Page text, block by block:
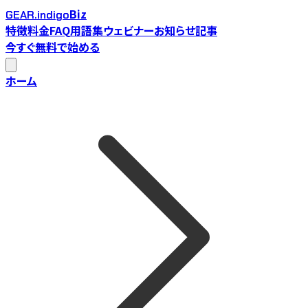
GEAR.indigoBiz
特徴料金FAQ用語集ウェビナーお知らせ記事
今すぐ無料で始める
ホーム